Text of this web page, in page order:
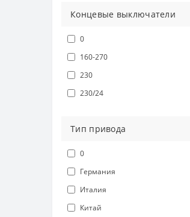
Концевые выключатели
0
160-270
230
230/24
Тип привода
0
Германия
Италия
Китай